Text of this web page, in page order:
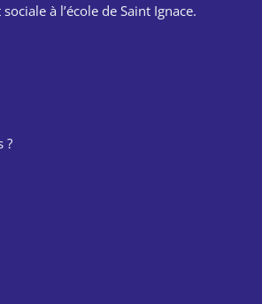
à l’école de Saint Ignace.
?